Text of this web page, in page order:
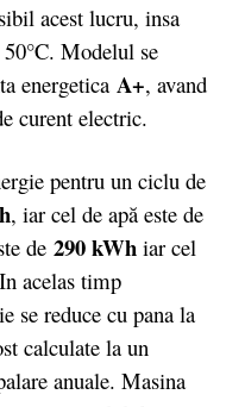
acest lucru, insa
Modelul se
energetica A+, avand
curent electric.
pentru un ciclu de
, iar cel de apă este de
de 290 kWh iar cel
acelas timp
se reduce cu pana la
calculate la un
anuale. Masina